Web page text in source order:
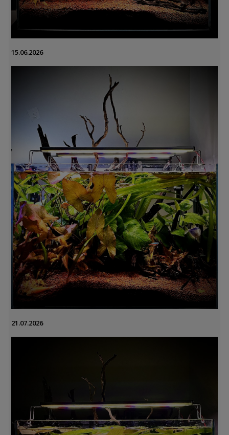
15.06.2026
21.07.2026